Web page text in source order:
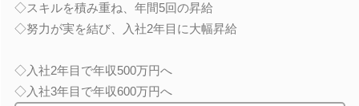
◇スキルを積み重ね、年間5回の昇給
◇努力が実を結び、入社2年目に大幅昇給
◇入社2年目で年収500万円へ
◇入社3年目で年収600万円へ